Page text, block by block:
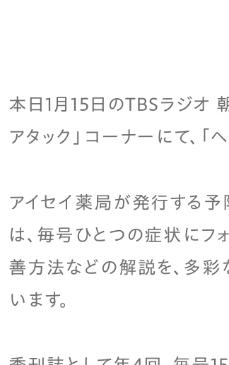
本日1月15日のTBSラジオ
アタック」コーナーにて、「
アイセイ薬局が発行する予
は、毎号ひとつの症状にフ
善方法などの解説を、多彩
います。